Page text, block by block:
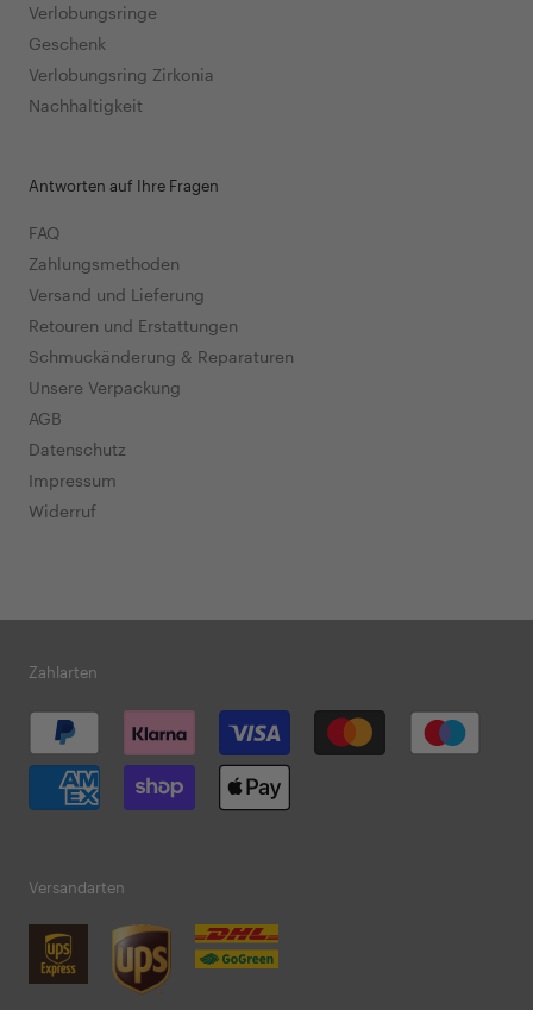
Verlobungsringe
Geschenk
Verlobungsring Zirkonia
Nachhaltigkeit
Antworten auf Ihre Fragen
FAQ
Zahlungsmethoden
Versand und Lieferung
Retouren und Erstattungen
Schmuckänderung & Reparaturen
Unsere Verpackung
AGB
Datenschutz
Impressum
Widerruf
Zahlarten
Versandarten